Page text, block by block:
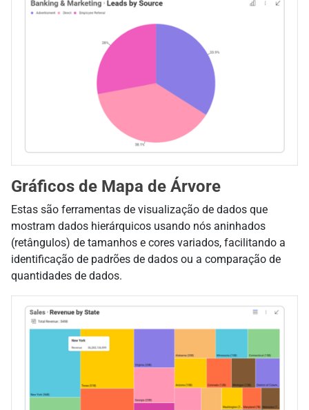
Gráficos de Mapa de Árvore
Estas são ferramentas de visualização de dados que
mostram dados hierárquicos usando nós aninhados
(retângulos) de tamanhos e cores variados, facilitando a
identificação de padrões de dados ou a comparação de
quantidades de dados.